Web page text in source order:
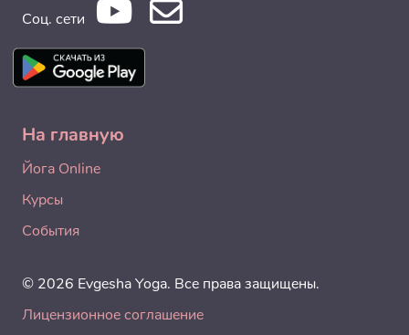
Соц. сети
На главную
Йога Online
Курсы
События
© 2026 Evgesha Yoga. Все права защищены.
Лицензионное соглашение